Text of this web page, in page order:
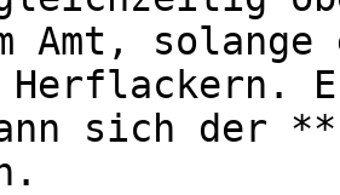
Amt,
Herflackern.
sich der